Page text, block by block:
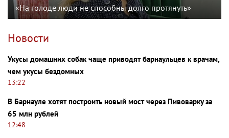
«На голоде люди не способны долго протянуть»
Новости
Укусы домашних собак чаще приводят барнаульцев к врачам,
чем укусы бездомных
13:22
В Барнауле хотят построить новый мост через Пивоварку за
65 млн рублей
12:48